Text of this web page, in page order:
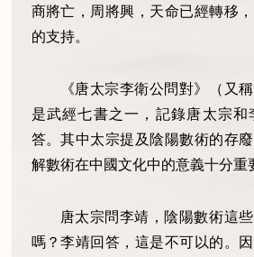
商將亡，周將興，天命已經轉移
的支持。
《唐太宗李衛公問對》（又
是武經七書之一，記錄唐太宗和
答。其中太宗提及陰陽數術的存
解數術在中國文化中的意義十分重
唐太宗問李靖，陰陽數術這
嗎？李靖回答，這是不可以的。